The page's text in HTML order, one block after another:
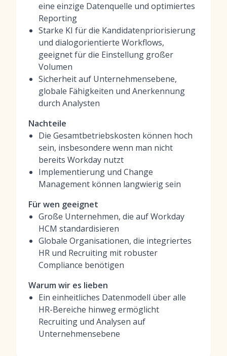
eine einzige Datenquelle und optimiertes
Reporting
Starke KI für die Kandidatenpriorisierung
und dialogorientierte Workflows,
geeignet für die Einstellung großer
Volumen
Sicherheit auf Unternehmensebene,
globale Fähigkeiten und Anerkennung
durch Analysten
Nachteile
Die Gesamtbetriebskosten können hoch
sein, insbesondere wenn man nicht
bereits Workday nutzt
Implementierung und Change
Management können langwierig sein
Für wen geeignet
Große Unternehmen, die auf Workday
HCM standardisieren
Globale Organisationen, die integriertes
HR und Recruiting mit robuster
Compliance benötigen
Warum wir es lieben
Ein einheitliches Datenmodell über alle
HR-Bereiche hinweg ermöglicht
Recruiting und Analysen auf
Unternehmensebene